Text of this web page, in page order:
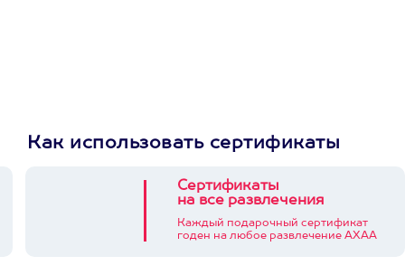
Как использовать сертификаты
Сертификаты
на все развлечения
Каждый подарочный сертификат
годен на любое развлечение АХАА